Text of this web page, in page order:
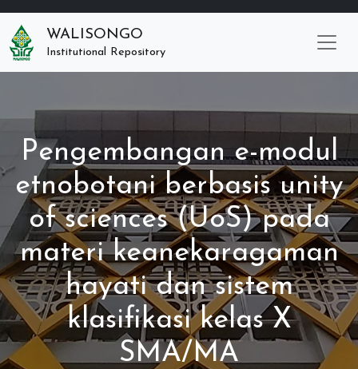
WALISONGO
Institutional Repository
Pengembangan e-modul
etnobotani berbasis unity
of sciences (UoS) pada
materi keanekaragaman
hayati dan sistem
klasifikasi kelas X
SMA/MA